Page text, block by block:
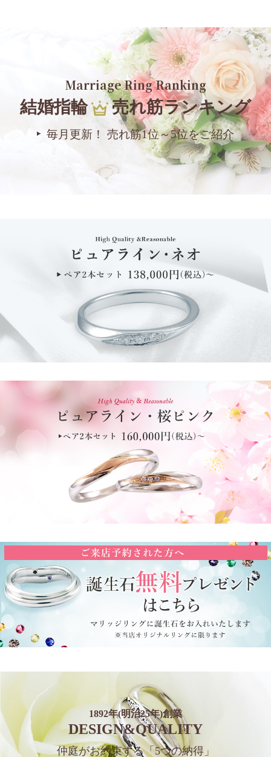
Marriage Ring Ranking
結婚指輪 売れ筋ランキング
毎月更新！ 売れ筋1位～5位をご紹介
1892年(明治25年)創業
DESIGN&QUALITY
仲庭がお約束する「5つの納得」